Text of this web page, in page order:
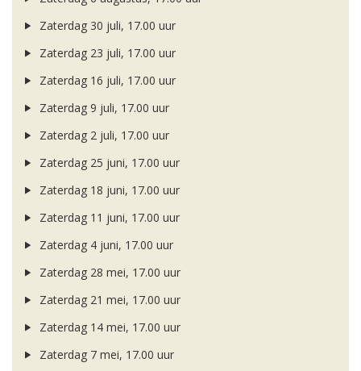
Zaterdag 30 juli, 17.00 uur
Zaterdag 23 juli, 17.00 uur
Zaterdag 16 juli, 17.00 uur
Zaterdag 9 juli, 17.00 uur
Zaterdag 2 juli, 17.00 uur
Zaterdag 25 juni, 17.00 uur
Zaterdag 18 juni, 17.00 uur
Zaterdag 11 juni, 17.00 uur
Zaterdag 4 juni, 17.00 uur
Zaterdag 28 mei, 17.00 uur
Zaterdag 21 mei, 17.00 uur
Zaterdag 14 mei, 17.00 uur
Zaterdag 7 mei, 17.00 uur